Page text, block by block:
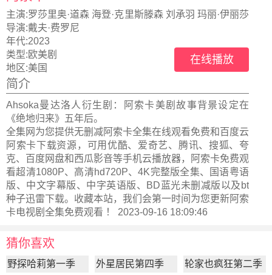
主演:罗莎里奥·道森 海登·克里斯滕森 刘承羽 玛丽·伊丽莎
白·文斯蒂德
导演:戴夫·费罗尼
年代:2023
类型:欧美剧
地区:美国
在线播放
简介
Ahsoka曼达洛人衍生剧：阿索卡美剧故事背景设定在
《绝地归来》五年后。
全集网为您提供无删减阿索卡全集在线观看免费和百度云
阿索卡下载资源，可用优酷、爱奇艺、腾讯、搜狐、夸
克、百度网盘和西瓜影音等手机云播放器，阿索卡免费观
看超清1080P、高清hd720P、4K完整版全集、国语粤语
版、中文字幕版、中字英语版、BD蓝光未删减版以及bt
种子迅雷下载。收藏本站，我们会第一时间为您更新阿索
卡电视剧全集免费观看 ！ 2023-09-16 18:09:46
猜你喜欢
野探哈莉第一季 外星居民第四季
轮家也疯狂第二季